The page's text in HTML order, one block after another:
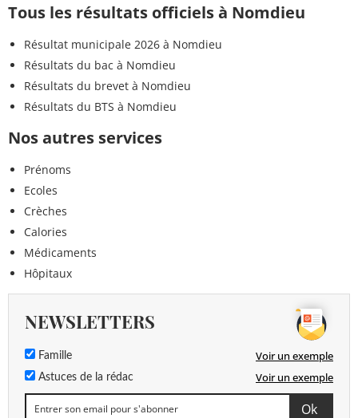
Tous les résultats officiels à Nomdieu
Résultat municipale 2026 à Nomdieu
Résultats du bac à Nomdieu
Résultats du brevet à Nomdieu
Résultats du BTS à Nomdieu
Nos autres services
Prénoms
Ecoles
Crèches
Calories
Médicaments
Hôpitaux
NEWSLETTERS
Famille Voir un exemple
Astuces de la rédac Voir un exemple